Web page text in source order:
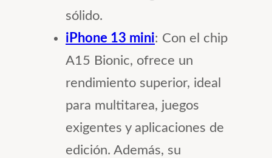
sólido.
iPhone 13 mini: Con el chip
A15 Bionic, ofrece un
rendimiento superior, ideal
para multitarea, juegos
exigentes y aplicaciones de
edición. Además, su